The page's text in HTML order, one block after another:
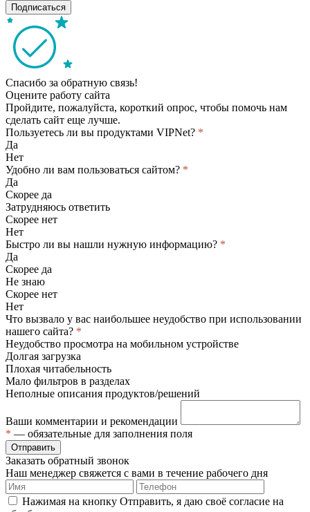
Подписаться
Спасибо за обратную связь!
Оцените работу сайта
Пройдите, пожалуйста, короткий опрос, чтобы помочь нам
сделать сайт еще лучше.
Пользуетесь ли вы продуктами VIPNet? *
Да
Нет
Удобно ли вам пользоваться сайтом? *
Да
Скорее да
Затрудняюсь ответить
Скорее нет
Нет
Быстро ли вы нашли нужную информацию? *
Да
Скорее да
Не знаю
Скорее нет
Нет
Что вызвало у вас наибольшее неудобство при использовании
нашего сайта? *
Неудобство просмотра на мобильном устройстве
Долгая загрузка
Плохая читабельность
Мало фильтров в разделах
Неполные описания продуктов/решений
Ваши комментарии и рекомендации
* — обязательные для заполнения поля
Отправить
Заказать обратный звонок
Наш менеджер свяжется с вами в течение рабочего дня
Нажимая на кнопку Отправить, я даю своё согласие на